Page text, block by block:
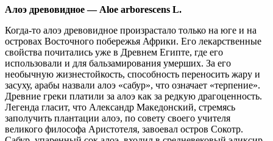
Алоэ древовидное — Aloe arborescens L.
Когда-то алоэ древовидное произрастало только на юге и на
островах Восточного побережья Африки. Его лекарственные
свойства почитались уже в Древнем Египте, где его
использовали и для бальзамирования умерших. За его
необычную жизнестойкость, способность переносить жару и
засуху, арабы назвали алоэ «сабур», что означает «терпение».
Древние греки платили за алоэ как за редкую драгоценность.
Легенда гласит, что Александр Македонский, стремясь
заполучить плантации алоэ, по совету своего учителя
великого философа Аристотеля, завоевал остров Сокотр.